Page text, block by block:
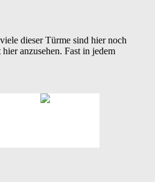
dieser Türme sind hier noch
anzusehen. Fast in jedem